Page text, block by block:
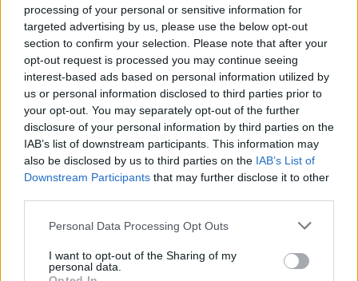
processing of your personal or sensitive information for
targeted advertising by us, please use the below opt-out
section to confirm your selection. Please note that after your
opt-out request is processed you may continue seeing
interest-based ads based on personal information utilized by
us or personal information disclosed to third parties prior to
your opt-out. You may separately opt-out of the further
disclosure of your personal information by third parties on the
IAB’s list of downstream participants. This information may
also be disclosed by us to third parties on the IAB’s List of
Downstream Participants that may further disclose it to other
Please note that this website/app uses one or more Google
not limited to your visit or usage behaviour. You may click to
grant or deny consent to Google and its third-party tags to
Personal Data Processing Opt Outs
I want to opt-out of the Sharing of my
personal data.